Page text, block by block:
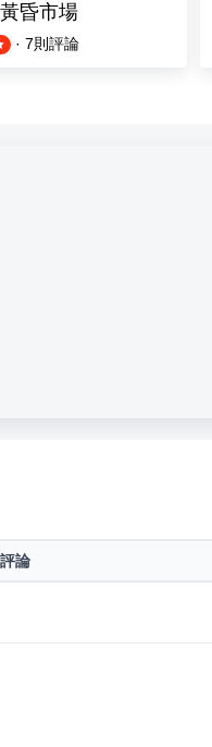
昏市場
· 7則評論
論